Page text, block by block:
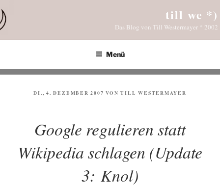
Inhalt
springen
till we *)
Das Blog von Till Westermayer * 2002
Menü
VERÖFFENTLICHT
DI., 4. DEZEMBER 2007 VONTILL WESTERMAYER
Google regulieren statt
Wikipedia schlagen (Update
3: Knol)